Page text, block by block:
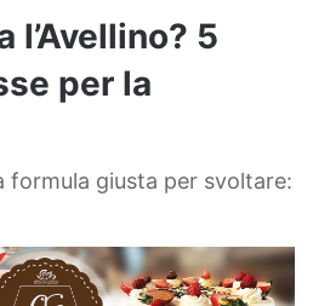
l’Avellino? 5
per la
formula giusta per svoltare: